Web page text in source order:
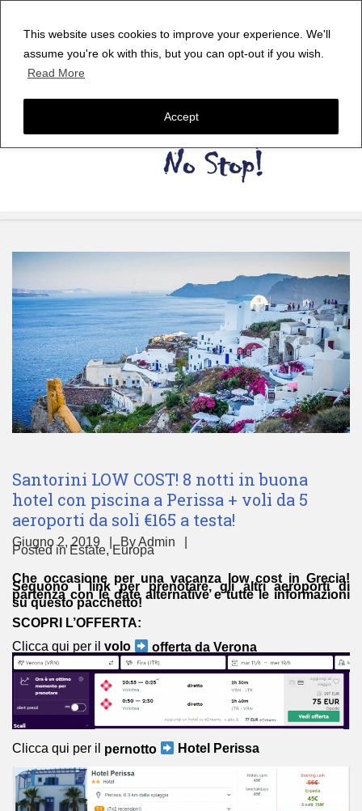
This website uses cookies to improve your experience. We'll
assume you're ok with this, but you can opt-out if you wish.
Read More
Accept
Santorini LOW COST! 8 notti in buona
hotel con piscina a Perissa + voli da 5
aeroporti da soli €165 a testa!
Giugno 2, 2019 ByAdmin
Posted in Estate,Europa
Che occasione per una vacanza low cost in Grecia!
Seguono i link per prenotare, gli altri aeroporti di
partenza con le date alternative e tutte le informazioni
su questo pacchetto!
SCOPRI L’OFFERTA:
Clicca qui per il volo offerta da Verona
Clicca qui per il pernotto Hotel Perissa